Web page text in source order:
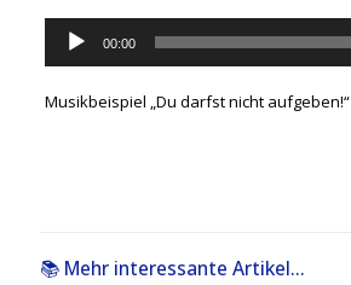
Audio-
Player
00:00
Musikbeispiel „Du darfst nicht aufgeben!“
📚 Mehr interessante Artikel...